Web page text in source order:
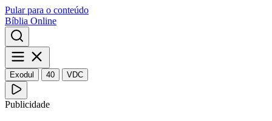
Pular para o conteúdo
Bíblia Online
Exodul 40 VDC
Publicidade